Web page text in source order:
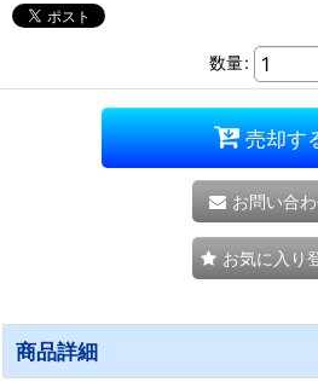
数量:
売却す
お問い合
お気に入り
商品詳細